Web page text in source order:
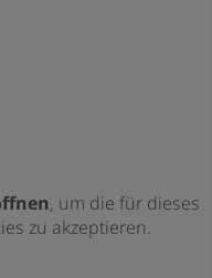
, um die für dieses
zu akzeptieren.